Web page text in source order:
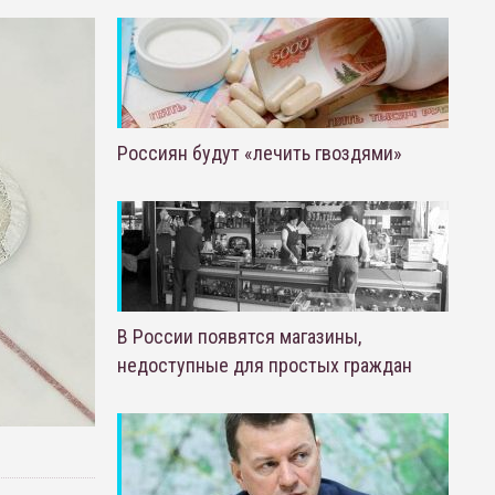
Россиян будут «лечить гвоздями»
В России появятся магазины,
недоступные для простых граждан